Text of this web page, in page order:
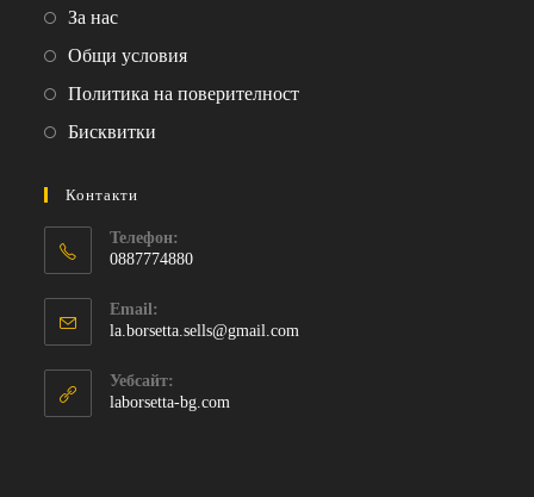
new
tab
tab
За насOpens
new
tab
Общи условияOpens
Политика на поверителностOpens
Бисквитки
tab
Контакти
Телефон:
0887774880
in
application
Email:
la.borsetta.sells@gmail.com
Уебсайт:
laborsetta-bg.com